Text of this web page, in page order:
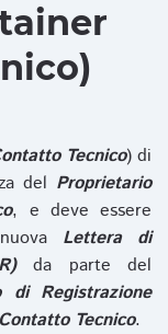
Tecnico) di
del Proprietario
, e deve essere
Lettera di
da parte del
di Registrazione
Contatto Tecnico.